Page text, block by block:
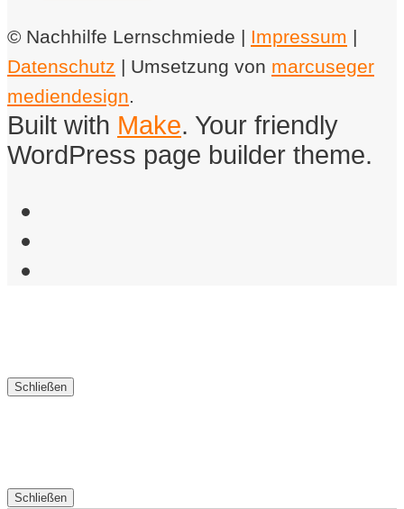
© Nachhilfe Lernschmiede | Impressum |
Datenschutz | Umsetzung von marcuseger
mediendesign.
Built with Make. Your friendly
WordPress page builder theme.
Schließen
Schließen